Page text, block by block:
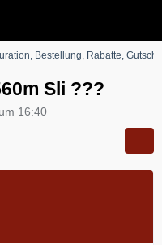
Bestellung, Rabatte,
Sli ???
16:40